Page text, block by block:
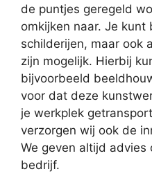
de puntjes geregeld
omkijken naar. Je
schilderijen, maar ook
zijn mogelijk. Hierbij
bijvoorbeeld
voor dat deze
je werkplek
verzorgen wij ook de
We geven altijd advies
bedrijf.